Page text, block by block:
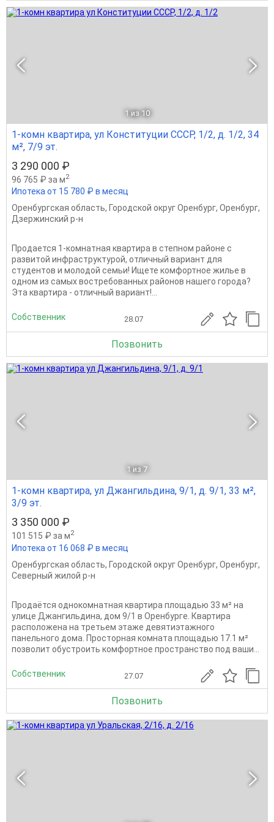
1 из 10
1-комн квартира, ул Конституции СССР, 1/2, д. 1/2, 34
м², 7/9 эт.
3 290 000 ₽
96 765 ₽ за м2
Ипотека от 15 780 ₽ в месяц
Оренбургская область, Городской округ Оренбург, Оренбург,
Дзержинский р-н
Продается 1-комнатная квартира в степном районе с
развитой инфраструктурой, отличный вариант для
студентов и молодой семьи! Ищете комфортное жилье в
одном из самых востребованных районов нашего города?
Эта квартира - отличный вариант!...
Собственник 28.07
Позвонить
1 из 7
1-комн квартира, ул Джангильдина, 9/1, д. 9/1, 33 м²,
3/9 эт.
3 350 000 ₽
101 515 ₽ за м2
Ипотека от 16 068 ₽ в месяц
Оренбургская область, Городской округ Оренбург, Оренбург,
Северный жилой р-н
Продаётся однокомнатная квартира площадью 33 м² на
улице Джангильдина, дом 9/1 в Оренбурге. Квартира
расположена на третьем этаже девятиэтажного
панельного дома. Просторная комната площадью 17.1 м²
позволит обустроить комфортное пространство под ваши...
Собственник 27.07
Позвонить